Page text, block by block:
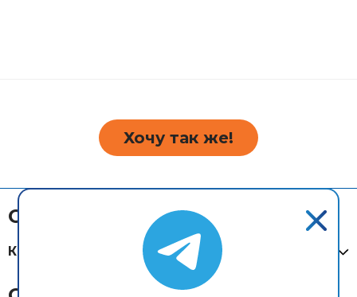
Хочу так же!
О Компании
Компания